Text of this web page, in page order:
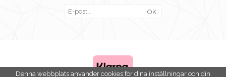
OK
Denna webbplats använder cookies för dina inställningar och din